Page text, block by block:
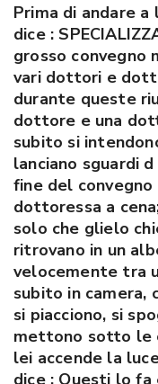
Prima di andare
dice :
grosso convegno
vari dottori e
durante queste
dottore e una
subito si
lanciano sguardi
fine del
dottoressa a
solo che glielo
ritrovano in un
velocemente tra
subito in camera,
si piacciono, si
mettono sotto le
lei accende la
dice : Questi lo